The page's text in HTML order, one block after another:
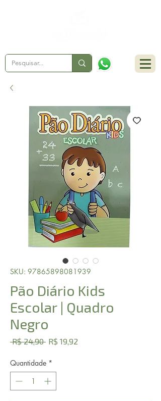
SKU: 97865898081939
Pão Diário Kids
Escolar | Quadro
Negro
R$ 24,90 Preço
R$ 19,92
Quantidade *